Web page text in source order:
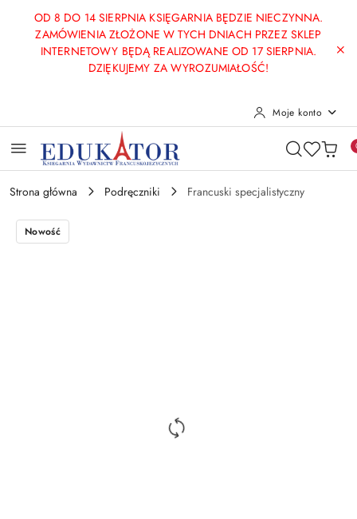
Przejdź do treści głównej
Przejdź do wyszukiwarki
Przejdź do moje konto
Przejdź do menu głównego
Przejdź do opisu produktu
Przejdź do stopki
OD 8 DO 14 SIERPNIA KSIĘGARNIA BĘDZIE NIECZYNNA.
ZAMÓWIENIA ZŁOŻONE W TYCH DNIACH PRZEZ SKLEP
INTERNETOWY BĘDĄ REALIZOWANE OD 17 SIERPNIA.
DZIĘKUJEMY ZA WYROZUMIAŁOŚĆ!
Moje konto
Strona główna Podręczniki Francuski specjalistyczny
Nowość